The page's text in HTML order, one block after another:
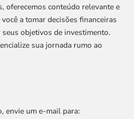
oferecemos conteúdo relevante e
a tomar decisões financeiras
objetivos de investimento.
sua jornada rumo ao
envie um e-mail para: